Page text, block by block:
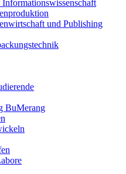
und Publishing
BuMerang